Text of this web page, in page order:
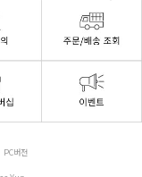
PC버전